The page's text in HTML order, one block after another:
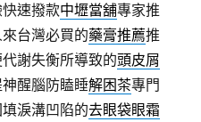
速撥款中壢當舖專家推
台灣必買的藥膏推薦推
謝失衡所導致的頭皮屑
醒腦防瞌睡解困茶專門
淚溝凹陷的去眼袋眼霜